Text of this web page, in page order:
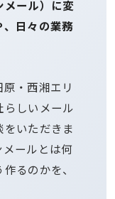
ール）に変
、日々の業務
・西湘エリ
らしいメール
いただきま
ールとは何
るのかを、